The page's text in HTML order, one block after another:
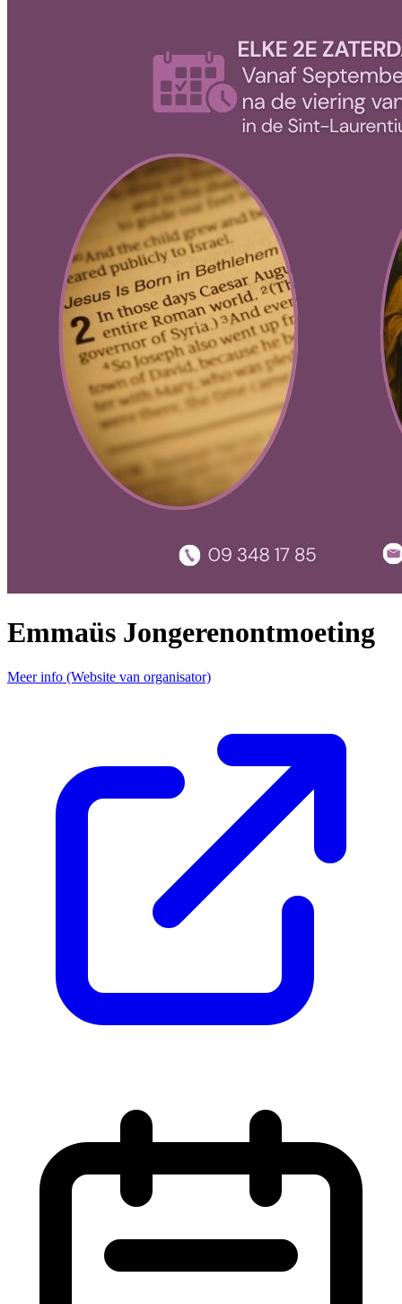
Emmaüs Jongerenontmoeting
Meer info (Website van organisator)